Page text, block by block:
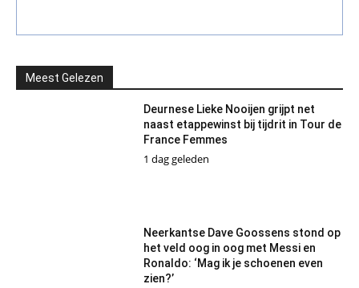
Meest Gelezen
Deurnese Lieke Nooijen grijpt net
naast etappewinst bij tijdrit in Tour de
France Femmes
1 dag geleden
Neerkantse Dave Goossens stond op
het veld oog in oog met Messi en
Ronaldo: ‘Mag ik je schoenen even
zien?’